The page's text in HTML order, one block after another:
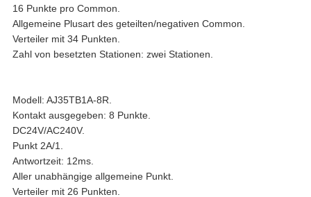
16 Punkte pro Common.
Allgemeine Plusart des geteilten/negativen Common.
Verteiler mit 34 Punkten.
Zahl von besetzten Stationen: zwei Stationen.
Modell: AJ35TB1A-8R.
Kontakt ausgegeben: 8 Punkte.
DC24V/AC240V.
Punkt 2A/1.
Antwortzeit: 12ms.
Aller unabhängige allgemeine Punkt.
Verteiler mit 26 Punkten.